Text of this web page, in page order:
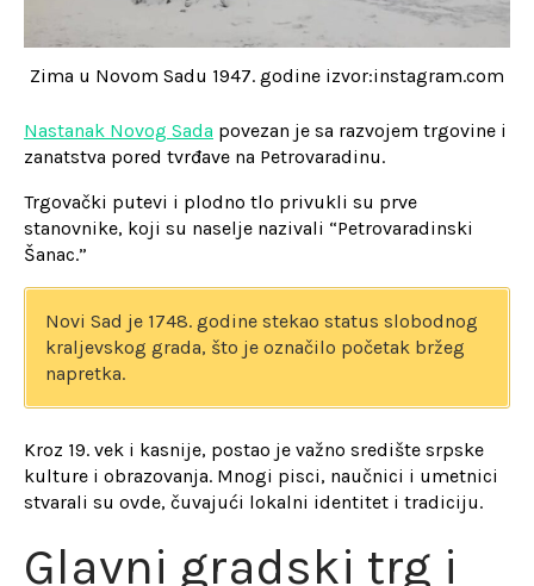
Zima u Novom Sadu 1947. godine izvor:instagram.com
Nastanak Novog Sada povezan je sa razvojem trgovine i
zanatstva pored tvrđave na Petrovaradinu.
Trgovački putevi i plodno tlo privukli su prve
stanovnike, koji su naselje nazivali “Petrovaradinski
Šanac.”
Novi Sad je 1748. godine stekao status slobodnog
kraljevskog grada, što je označilo početak bržeg
napretka.
Kroz 19. vek i kasnije, postao je važno središte srpske
kulture i obrazovanja. Mnogi pisci, naučnici i umetnici
stvarali su ovde, čuvajući lokalni identitet i tradiciju.
Glavni gradski trg i